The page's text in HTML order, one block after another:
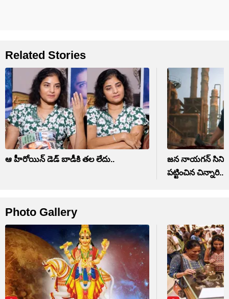
Related Stories
ఆ హీరోయిన్ డెడ్ బాడీకి తల లేదు..
జన నాయగన్
పట్టించిన చిన్నారి..
Photo Gallery